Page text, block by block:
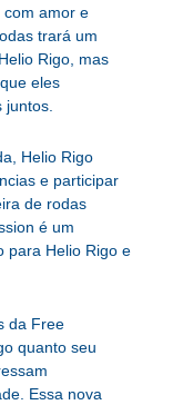
com amor e
trará um
Rigo, mas
eles
Helio Rigo
e participar
de rodas
é um
para Helio Rigo e
da Free
quanto seu
Essa nova